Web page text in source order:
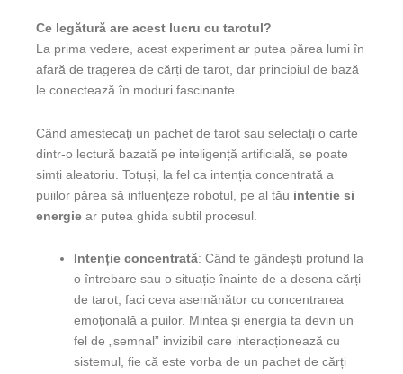
Ce legătură are acest lucru cu tarotul?
La prima vedere, acest experiment ar putea părea lumi în
afară de tragerea de cărți de tarot, dar principiul de bază
le conectează în moduri fascinante.
Când amestecați un pachet de tarot sau selectați o carte
dintr-o lectură bazată pe inteligență artificială, se poate
simți aleatoriu. Totuși, la fel ca intenția concentrată a
puiilor părea să influențeze robotul, pe al tău intentie si
energie ar putea ghida subtil procesul.
Intenție concentrată: Când te gândești profund la
o întrebare sau o situație înainte de a desena cărți
de tarot, faci ceva asemănător cu concentrarea
emoțională a puilor. Mintea și energia ta devin un
fel de „semnal” invizibil care interacționează cu
sistemul, fie că este vorba de un pachet de cărți